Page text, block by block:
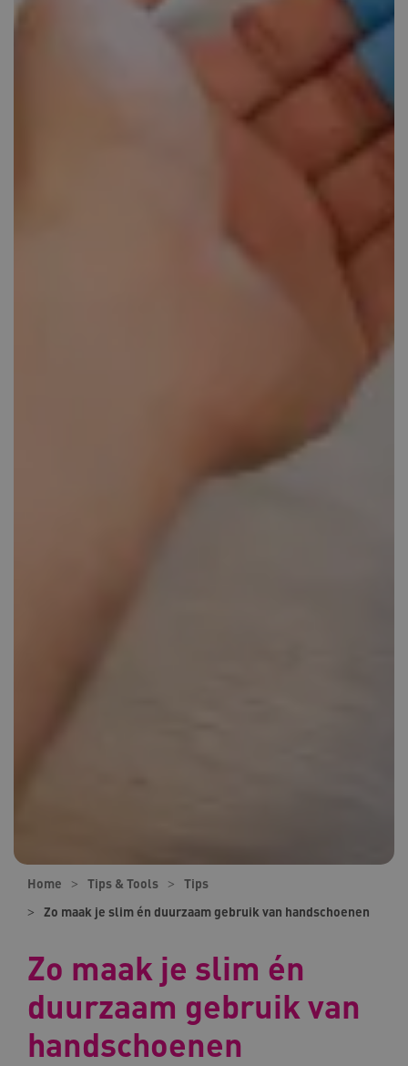
Home Tips & Tools
Tips
Zo maak je slim én duurzaam gebruik van handschoenen
Zo maak je slim én
duurzaam gebruik van
handschoenen